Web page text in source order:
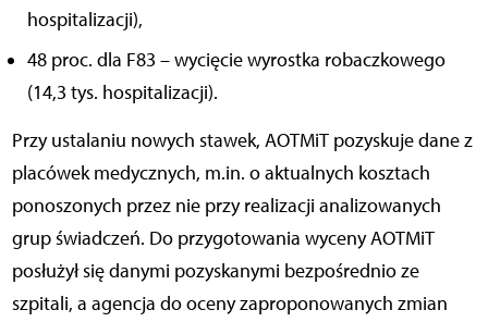
hospitalizacji),
48 proc. dla F83 – wycięcie wyrostka robaczkowego
(14,3 tys. hospitalizacji).
Przy ustalaniu nowych stawek, AOTMiT pozyskuje dane z
placówek medycznych, m.in. o aktualnych kosztach
ponoszonych przez nie przy realizacji analizowanych
grup świadczeń. Do przygotowania wyceny AOTMiT
posłużył się danymi pozyskanymi bezpośrednio ze
szpitali, a agencja do oceny zaproponowanych zmian